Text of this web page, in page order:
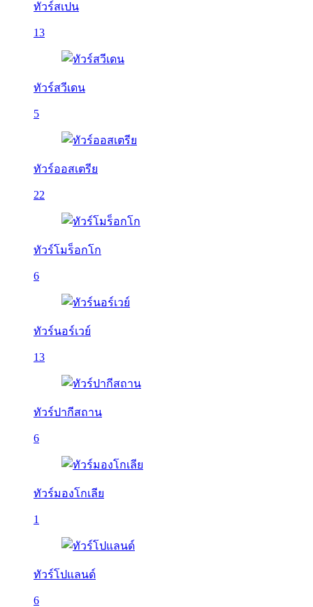
ทัวร์สเปน
13
ทัวร์สวีเดน
5
ทัวร์ออสเตรีย
22
ทัวร์โมร็อกโก
6
ทัวร์นอร์เวย์
13
ทัวร์ปากีสถาน
6
ทัวร์มองโกเลีย
1
ทัวร์โปแลนด์
6